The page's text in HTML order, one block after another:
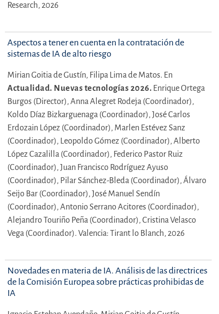
Research, 2026
Aspectos a tener en cuenta en la contratación de
sistemas de IA de alto riesgo
Mirian Goitia de Gustín, Filipa Lima de Matos. En
Actualidad. Nuevas tecnologías 2026. Enrique Ortega
Burgos (Director), Anna Alegret Rodeja (Coordinador),
Koldo Díaz Bizkarguenaga (Coordinador), José Carlos
Erdozain López (Coordinador), Marlen Estévez Sanz
(Coordinador), Leopoldo Gómez (Coordinador), Alberto
López Cazalilla (Coordinador), Federico Pastor Ruiz
(Coordinador), Juan Francisco Rodríguez Ayuso
(Coordinador), Pilar Sánchez-Bleda (Coordinador), Álvaro
Seijo Bar (Coordinador), José Manuel Sendín
(Coordinador), Antonio Serrano Acitores (Coordinador),
Alejandro Touriño Peña (Coordinador), Cristina Velasco
Vega (Coordinador). Valencia: Tirant lo Blanch, 2026
Novedades en materia de IA. Análisis de las directrices
de la Comisión Europea sobre prácticas prohibidas de
IA